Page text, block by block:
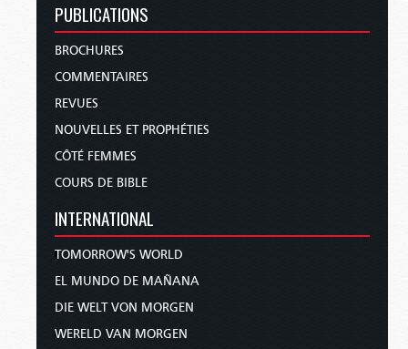
PUBLICATIONS
BROCHURES
COMMENTAIRES
REVUES
NOUVELLES ET PROPHÉTIES
CÔTÉ FEMMES
COURS DE BIBLE
INTERNATIONAL
TOMORROW'S WORLD
EL MUNDO DE MAÑANA
DIE WELT VON MORGEN
WERELD VAN MORGEN